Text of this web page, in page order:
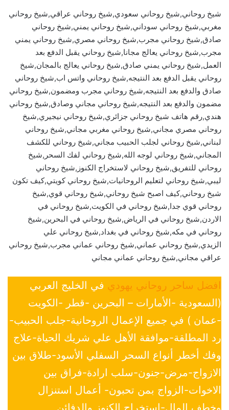
شيخ روحاني,شيخ روحاني سعودي,شيخ روحاني عراقي,شيخ روحاني
مغربي,شيخ روحاني سوداني,شيخ روحاني يمني,شيخ روحاني
صادق,شيخ روحاني مجرب,شيخ روحاني مصري,شيخ روحاني يمني
مجرب,شيخ روحاني يعالج مجانا,شيخ روحاني يقبل الدفع بعد
العمل,شيخ روحاني يمني صادق,شيخ روحاني يعالج بالمجان,شيخ
روحاني يقبل الدفع بعد النتيجه,شيخ روحاني واتس اب,شيخ روحاني
صادق والدفع بعد النتيجه,شيخ روحاني مجرب ومضمون,شيخ روحاني
مضمون والدفع بعد النتيجه,شيخ روحاني مجاني وصادق,شيخ روحاني
هندي,رقم هاتف شيخ روحاني جزائري,شيخ روحاني نيجيري,شيخ
روحاني مصري مجاني,شيخ روحاني مغربي مجاني,شيخ روحاني
لبناني,شيخ روحاني لجلب الحبيب مجاني,شيخ روحاني للكشف
المجاني,شيخ روحاني لوجه الله,شيخ روحاني لفك السحر,شيخ
روحاني للتفريق,شيخ روحاني لاستخراج الكنوز,شيخ روحاني
ليبي,شيخ روحاني لتعليم الروحانيات,شيخ روحاني كويتي,كيف تكون
شيخ روحاني,كيف اصبح شيخ روحاني,شيخ روحاني قوي,شيخ
روحاني قوي جدا,شيخ روحاني في الكويت,شيخ روحاني في
الاردن,شيخ روحاني في الرياض,شيخ روحاني في البحرين,شيخ
روحاني في مكه,شيخ روحاني في بغداد,شيخ روحاني علي
الزيدي,شيخ روحاني عماني,شيخ روحاني عماني مجرب,شيخ روحاني
عراقي مجاني,شيخ روحاني عماني مجاني
افضل ساحر روحاني يهودي في الخليج العربي
(السعودية -الأمارات – البحرين -قطر -الكويت
-عمان ) في جميع الإعمال الروحانية-جلب الحبيب-
رد المطلقة-موافقة الأهل علي شريك الحياة-علاج
وفك أخطر أنواع السحر السفلي الأسود-طلاق بين
الازواج-مرض-جنون-سلب ارادة-فراق بين
الاخوات-الزواج بمن تحبون- أعمال استنزال
وخطف المال-استخراج الكنوز والدفائن